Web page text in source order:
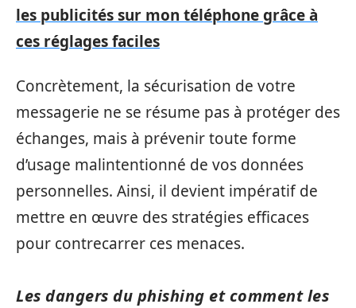
les publicités sur mon téléphone grâce à
ces réglages faciles
Concrètement, la sécurisation de votre
messagerie ne se résume pas à protéger des
échanges, mais à prévenir toute forme
d’usage malintentionné de vos données
personnelles. Ainsi, il devient impératif de
mettre en œuvre des stratégies efficaces
pour contrecarrer ces menaces.
Les dangers du phishing et comment les